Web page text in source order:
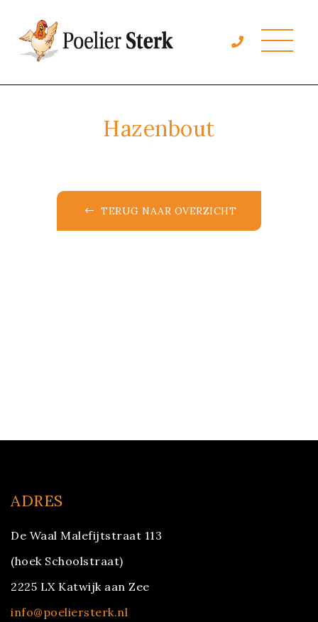
Hazenbout
TERUG NAAR OVERZICHT
ADRES
De Waal Malefijtstraat 113
(hoek Schoolstraat)
2225 LX Katwijk aan Zee
info@poeliersterk.nl